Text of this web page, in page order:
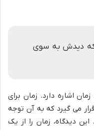
که دیدش به سوی
اشاره دارد. زمان برای
می گیرد که به آن توجه
دیدگاه، زمان را از یک